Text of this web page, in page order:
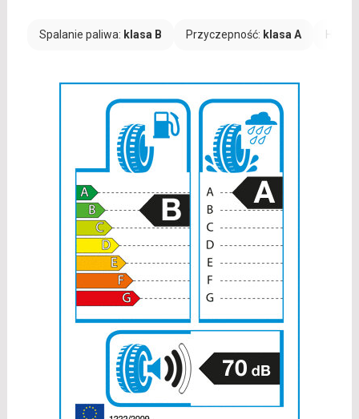
Spalanie paliwa: klasa B Przyczepność: klasa A Hałas: